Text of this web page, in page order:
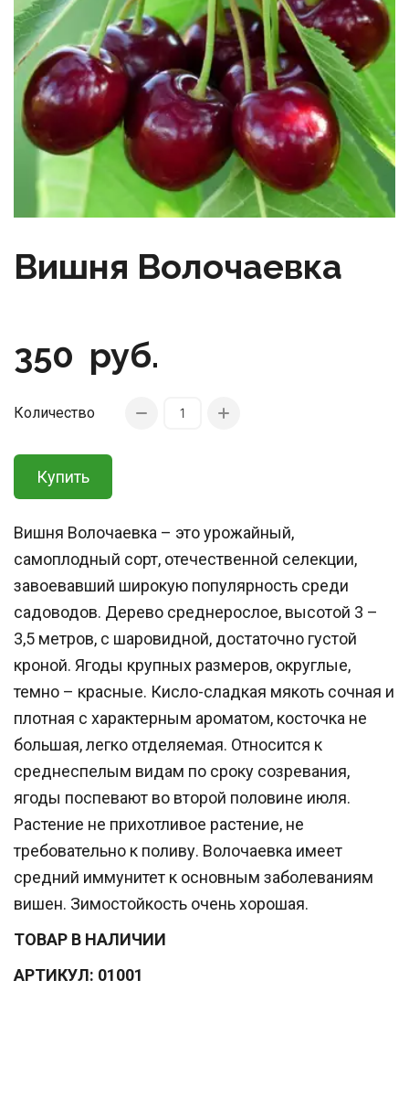
Вишня Волочаевка
350 руб.
Количество
Купить
Вишня Волочаевка – это урожайный,
самоплодный сорт, отечественной селекции,
завоевавший широкую популярность среди
садоводов. Дерево среднерослое, высотой 3 –
3,5 метров, с шаровидной, достаточно густой
кроной. Ягоды крупных размеров, округлые,
темно – красные. Кисло-сладкая мякоть сочная и
плотная с характерным ароматом, косточка не
большая, легко отделяемая. Относится к
среднеспелым видам по сроку созревания,
ягоды поспевают во второй половине июля.
Растение не прихотливое растение, не
требовательно к поливу. Волочаевка имеет
средний иммунитет к основным заболеваниям
вишен. Зимостойкость очень хорошая.
ТОВАР В НАЛИЧИИ
АРТИКУЛ: 01001